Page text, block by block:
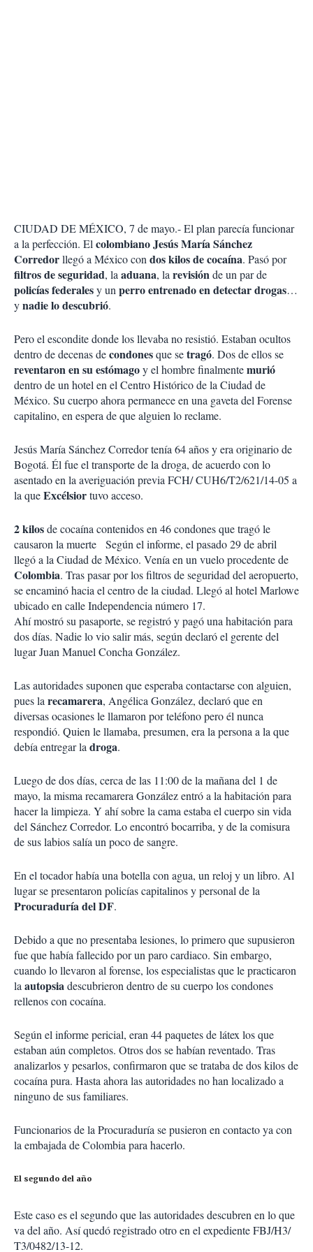
CIUDAD DE MÉXICO, 7 de mayo.- El plan parecía funcionar
a la perfección. Elcolombiano Jesús María Sánchez
Corredorllegó a México condos kilos de cocaína. Pasó por
filtros de seguridad, laaduana, larevisiónde un par de
policías federalesy unperro entrenado en detectar drogas…
ynadie lo descubrió.
Pero el escondite donde los llevaba no resistió. Estaban ocultos
dentro de decenas decondonesque setragó. Dos de ellos se
reventaron en su estómagoy el hombre finalmentemurió
dentro de un hotel en el Centro Histórico de la Ciudad de
México. Su cuerpo ahora permanece en una gaveta del Forense
capitalino, en espera de que alguien lo reclame.
Jesús María Sánchez Corredor tenía 64 años y era originario de
Bogotá. Él fue el transporte de la droga, de acuerdo con lo
asentado en la averiguación previa FCH/ CUH6/T2/621/14-05 a
la queExcélsiortuvo acceso.
2 kilosde cocaína contenidos en 46 condones que tragó le
causaron la muerte
Según el informe, el pasado 29 de abril
llegó a la Ciudad de México. Venía en un vuelo procedente de
Colombia. Tras pasar por los filtros de seguridad del aeropuerto,
se encaminó hacia el centro de la ciudad. Llegó al hotel Marlowe
ubicado en calle Independencia número 17.
Ahí mostró su pasaporte, se registró y pagó una habitación para
dos días. Nadie lo vio salir más, según declaró el gerente del
lugar Juan Manuel Concha González.
Las autoridades suponen que esperaba contactarse con alguien,
pues larecamarera, Angélica González, declaró que en
diversas ocasiones le llamaron por teléfono pero él nunca
respondió. Quien le llamaba, presumen, era la persona a la que
debía entregar ladroga.
Luego de dos días, cerca de las 11:00 de la mañana del 1 de
mayo, la misma recamarera González entró a la habitación para
hacer la limpieza. Y ahí sobre la cama estaba el cuerpo sin vida
del Sánchez Corredor. Lo encontró bocarriba, y de la comisura
de sus labios salía un poco de sangre.
En el tocador había una botella con agua, un reloj y un libro. Al
lugar se presentaron policías capitalinos y personal de la
Procuraduría del DF.
Debido a que no presentaba lesiones, lo primero que supusieron
fue que había fallecido por un paro cardiaco. Sin embargo,
cuando lo llevaron al forense, los especialistas que le practicaron
laautopsiadescubrieron dentro de su cuerpo los condones
rellenos con cocaína.
Según el informe pericial, eran 44 paquetes de látex los que
estaban aún completos. Otros dos se habían reventado. Tras
analizarlos y pesarlos, confirmaron que se trataba de dos kilos de
cocaína pura. Hasta ahora las autoridades no han localizado a
ninguno de sus familiares.
Funcionarios de la Procuraduría se pusieron en contacto ya con
la embajada de Colombia para hacerlo.
El segundo del año
Este caso es el segundo que las autoridades descubren en lo que
va del año. Así quedó registrado otro en el expediente FBJ/H3/
T3/0482/13-12.